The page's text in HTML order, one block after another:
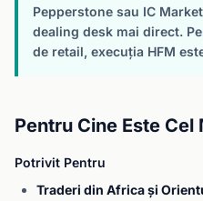
Pepperstone sau IC
dealing desk mai direct.
de retail, execuția HFM
Pentru Cine Este
Potrivit Pentru
Traderi din Africa și